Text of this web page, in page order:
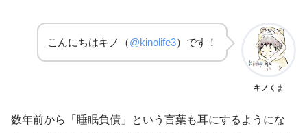
こんにちはキノ（@kinolife3）です！
キノくま
数年前から「睡眠負債」という言葉も耳にするようにな